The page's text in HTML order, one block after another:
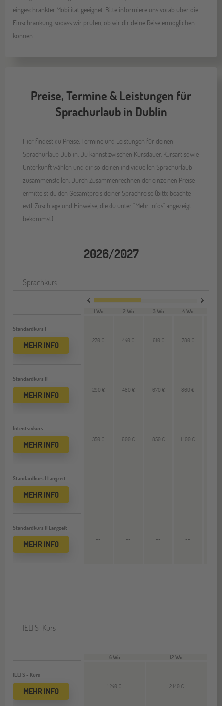
eingeschränkter Mobilität geeignet. Bitte informiere uns vorab über die
Einschränkung, sodass wir prüfen, ob wir dir deine Reise ermöglichen
können.
Preise, Termine & Leistungen für
Sprachurlaub in Dublin
Hier findest du Preise, Termine und Leistungen für deinen
Sprachurlaub Dublin. Du kannst zwischen Kursdauer, Kursart sowie
Unterkunft wählen und dir so deinen individuellen Sprachurlaub
zusammenstellen. Durch Zusammenrechnen der einzelnen Preise
ermittelst du den Gesamtpreis deiner Sprachreise (bitte beachte
evtl. Zuschläge und Hinweise, die du unter "Mehr Infos" angezeigt
bekommst).
2026/2027
Sprachkurs
Standardkurs I
MEHR INFO
Standardkurs II
MEHR INFO
Intentsivkurs
MEHR INFO
Standardkurs I Langzeit
MEHR INFO
Standardkurs II Langzeit
MEHR INFO
1 Wo 2 Wo 3 Wo 4 Wo
270 € 440 € 610 € 780 €
290 € 480 € 670 € 860 €
350 € 600 € 850 € 1.100 €
-- -- -- --
-- -- -- --
IELTS-Kurs
IELTS - Kurs
MEHR INFO
6 Wo 12 Wo
1.240 € 2.140 €